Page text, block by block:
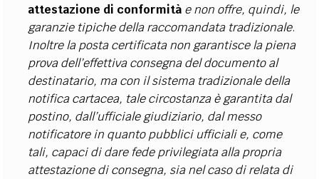
attestazione di conformità e non offre, quindi, le
garanzie tipiche della raccomandata tradizionale.
Inoltre la posta certificata non garantisce la piena
prova dell’effettiva consegna del documento al
destinatario, ma con il sistema tradizionale della
notifica cartacea, tale circostanza è garantita dal
postino, dall’ufficiale giudiziario, dal messo
notificatore in quanto pubblici ufficiali e, come
tali, capaci di dare fede privilegiata alla propria
attestazione di consegna, sia nel caso di relata di